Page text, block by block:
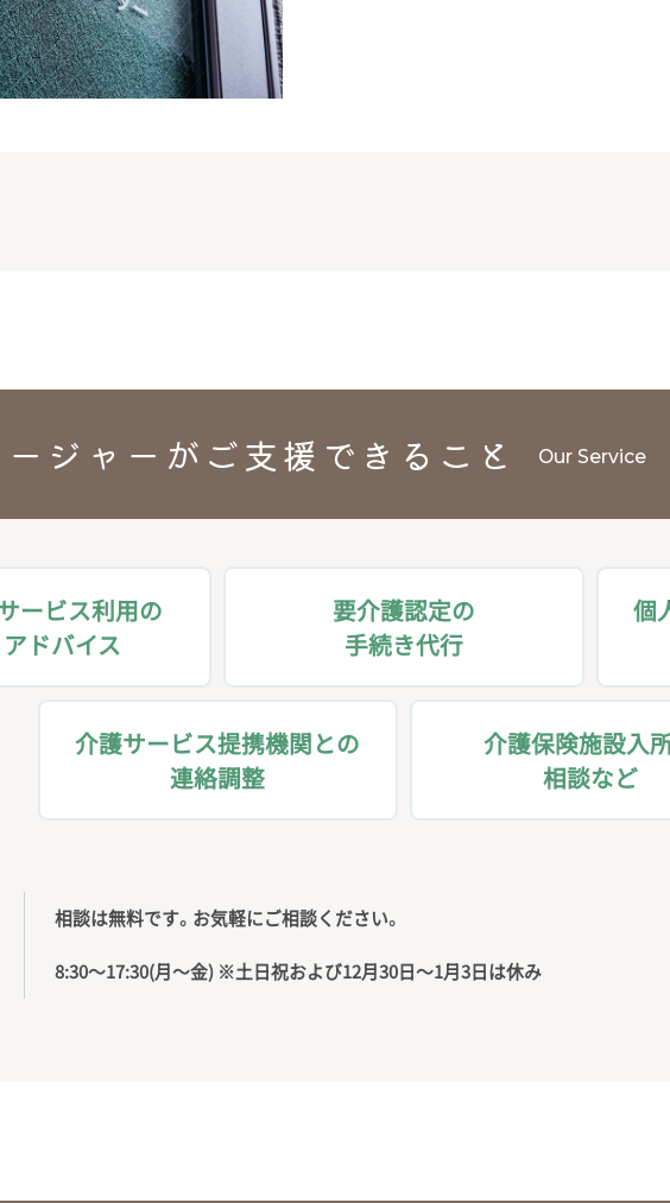
ジャーが ご支援できること Our Service
ービス利用の
アドバイス
要介護認定の
手続き代行
個
介護サービス提携機関との
連絡調整
介護保険施設入
相談など
相談は無料です。お気軽にご相談ください。
8:30〜17:30(月〜金) ※土日祝および12月30日〜1月3日は休み